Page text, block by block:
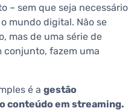
– sem que seja necessário
mundo digital. Não se
mas de uma série de
conjunto, fazem uma
é a gestão
conteúdo em streaming.